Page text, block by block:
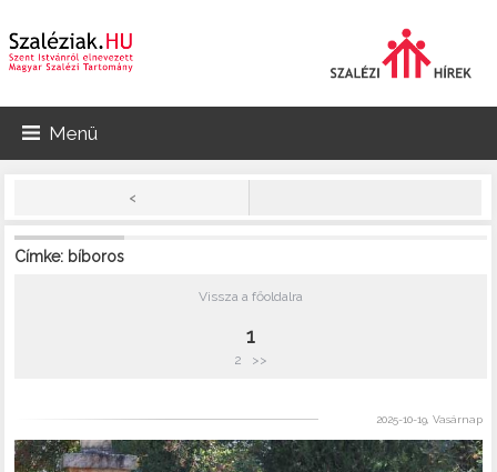
Menü
<
Címke: bíboros
Vissza a főoldalra
1
2 >>
2025-10-19, Vasárnap